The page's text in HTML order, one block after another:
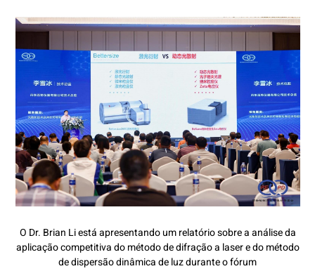
O Dr. Brian Li está apresentando um relatório sobre a análise da
aplicação competitiva do método de difração a laser e do método
de dispersão dinâmica de luz durante o fórum